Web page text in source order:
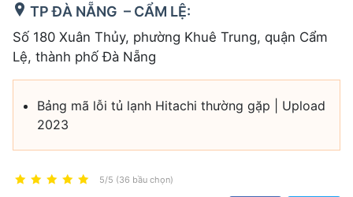
TP ĐÀ NẴNG – CẨM LỆ:
Số 180 Xuân Thủy, phường Khuê Trung, quận Cẩm
Lệ, thành phố Đà Nẵng
Bảng mã lỗi tủ lạnh Hitachi thường gặp | Upload
2023
5/5 (36 bầu chọn)